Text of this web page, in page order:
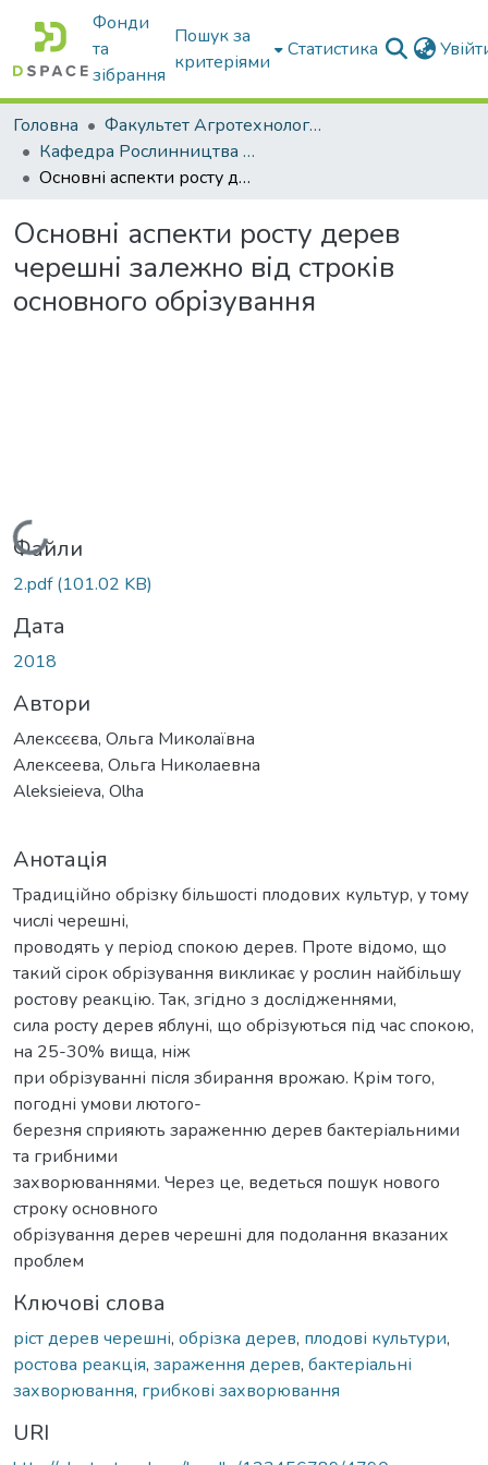
Фонди
та
зібрання
Пошук за
критеріями
Статистика
Головна
Факультет Агротехнологій та екології
Кафедра Рослинництва та садівництва ім. професора В.В. Калитки
Основні аспекти росту дерев черешні залежно від строків основного обрізування
Основні аспекти росту дерев
черешні залежно від строків
основного обрізування
Вантажиться...
Файли
2.pdf(101.02 KB)
Дата
2018
Автори
Алексєєва, Ольга Миколаївна
Алексеева, Ольга Николаевна
Aleksieieva, Olha
Анотація
Традиційно обрізку більшості плодових культур, у тому
числі черешні,
проводять у період спокою дерев. Проте відомо, що
такий сірок обрізування викликає у рослин найбільшу
ростову реакцію. Так, згідно з дослідженнями,
сила росту дерев яблуні, що обрізуються під час спокою,
на 25-30% вища, ніж
при обрізуванні після збирання врожаю. Крім того,
погодні умови лютого-
березня сприяють зараженню дерев бактеріальними
та грибними
захворюваннями. Через це, ведеться пошук нового
строку основного
обрізування дерев черешні для подолання вказаних
проблем
Ключові слова
ріст дерев черешні, обрізка дерев, плодові культури,
ростова реакція, зараження дерев, бактеріальні
захворювання, грибкові захворювання
URI